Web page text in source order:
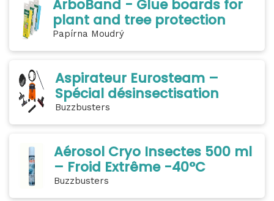
ArboBand - Glue boards for
plant and tree protection
Papírna Moudrý
Aspirateur Eurosteam –
Spécial désinsectisation
Buzzbusters
Aérosol Cryo Insectes 500 ml
– Froid Extrême -40°C
Buzzbusters